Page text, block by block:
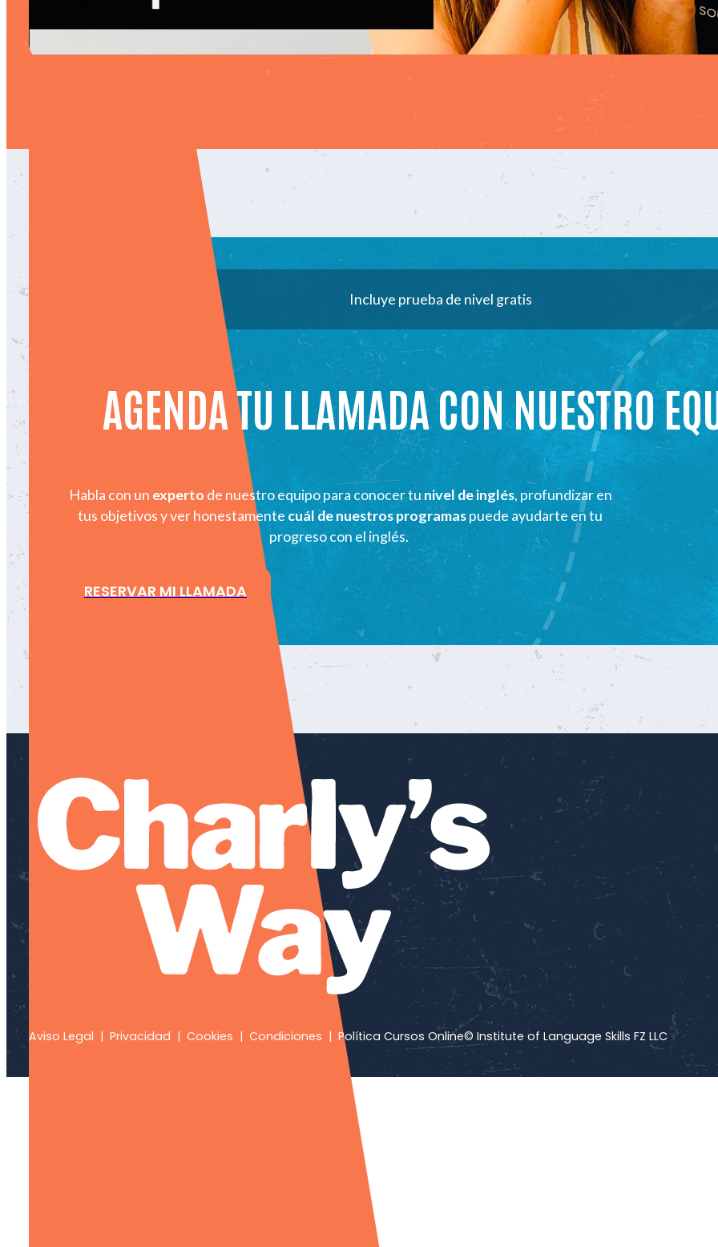
Incluye prueba de nivel gratis
AGENDA TU LLAMADA CON NUESTRO
Habla con un experto de nuestro equipo para conocer tunivel de inglés, profundizar en
tus objetivos y ver honestamente cuál de nuestros programaspuede ayudarte en tu
progreso con el inglés.
RESERVAR MI LLAMADA
Aviso Legal | Privacidad | Cookies | Condiciones | Política Cursos Online© Institute of Language Skills FZ LLC